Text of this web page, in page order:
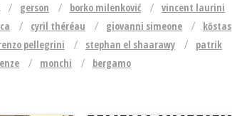
gerson borko milenković
vincent laurini
cyril théréau giovanni simeone
kōstas
pellegrini stephan el shaarawy
patrik
monchi bergamo